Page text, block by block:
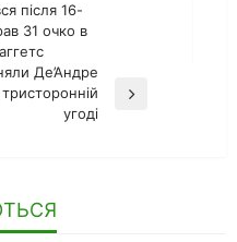
після 16-
31 очко в
Де’Андре
угоді